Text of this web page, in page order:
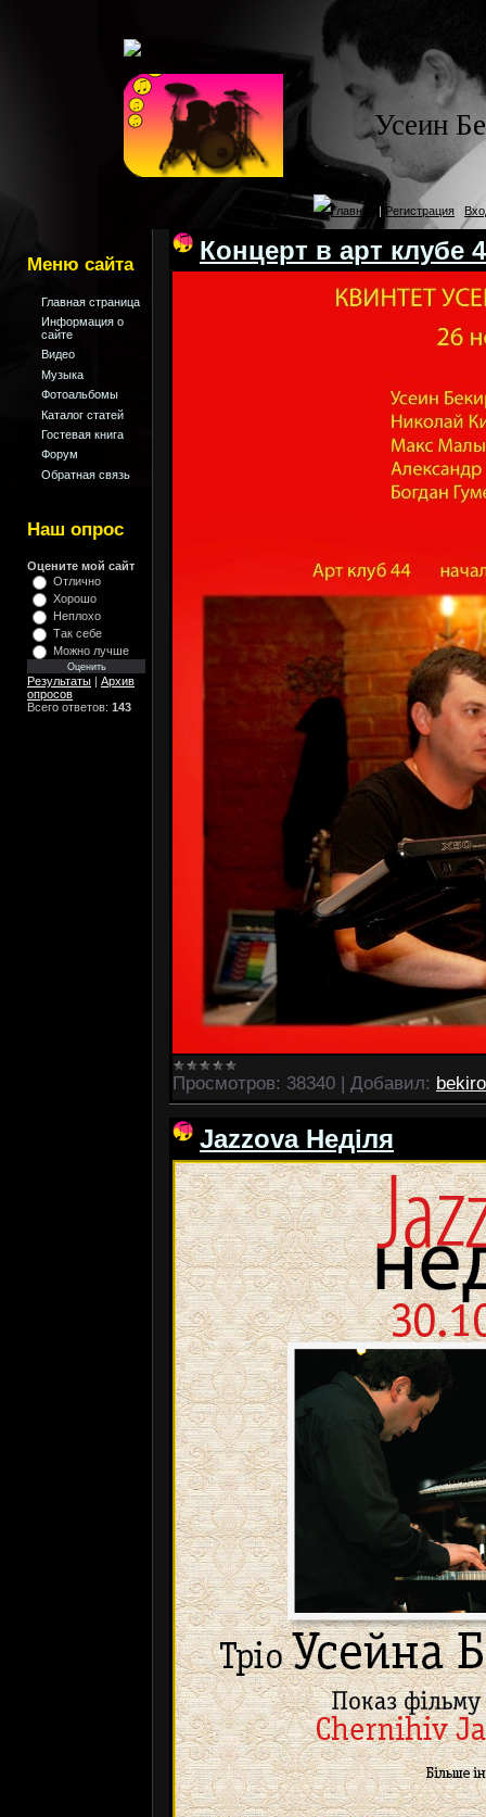
Усеин
Главная | Регистрация
Меню сайта
Главная страница
Информация о
сайте
Видео
Музыка
Фотоальбомы
Каталог статей
Гостевая книга
Форум
Обратная связь
Наш опрос
Оцените мой сайт
Отлично
Хорошо
Неплохо
Так себе
Можно лучше
Результаты | Архив
опросов
Всего ответов: 143
Концерт в арт клубе
Просмотров: 38340 | Добавил:
Jazzova Недiля